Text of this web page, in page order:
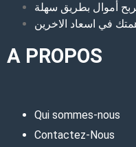
أموال بطريق سهلة
في اسعاد الاخرين
A PROPOS
Qui sommes-nous
Contactez-Nous